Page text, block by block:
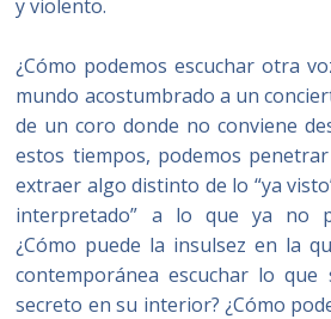
y violento.
¿Cómo podemos escuchar otra
mundo acostumbrado a un
de un coro donde no conviene
estos tiempos, podemos
extraer algo distinto de lo “ya
interpretado” a lo que ya no
¿Cómo puede la insulsez en la
contemporánea escuchar lo
secreto en su interior? ¿Cómo